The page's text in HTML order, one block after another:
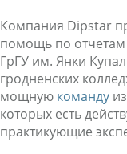
Компания Dipstar
помощь по отчетам
ГрГУ им. Янки
гродненских
мощную команду
которых есть
практикующие